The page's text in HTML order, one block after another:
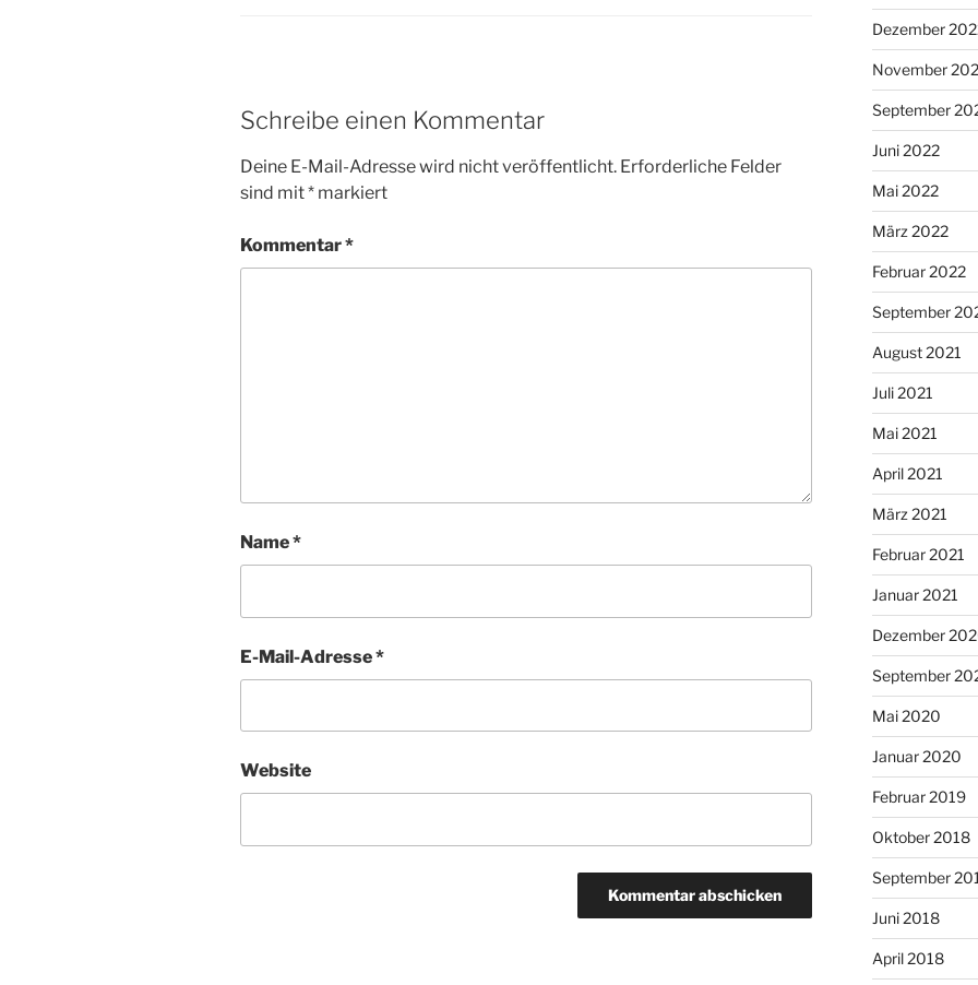
Schreibe einen Kommentar
Deine E-Mail-Adresse wird nicht veröffentlicht. Erforderliche Felder
sind mit* markiert
Kommentar*
Name*
E-Mail-Adresse*
Website
Dezember
November
September
Juni 2022
Mai 2022
März 2022
Februar 2022
September
August 2021
Juli 2021
Mai 2021
April 2021
März 2021
Februar 2021
Januar 2021
Dezember
September
Mai 2020
Januar 2020
Februar 2019
Oktober 2018
September
Juni 2018
April 2018